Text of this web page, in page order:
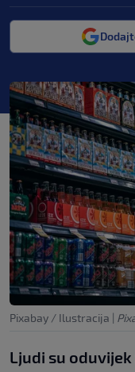
Pixabay / Ilustracija |
Ljudi su